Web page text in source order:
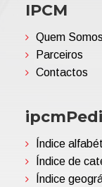
IPCM
Quem Somos
Parceiros
Contactos
Índice
Índice de
Índice